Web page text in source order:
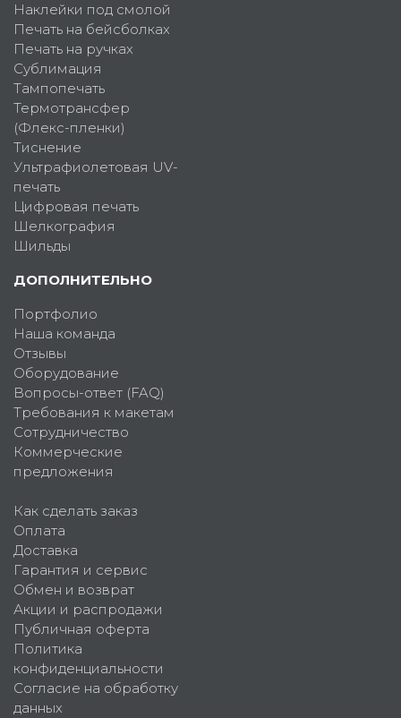
Наклейки под смолой
Печать на бейсболках
Печать на ручках
Сублимация
Тампопечать
Термотрансфер
(Флекс-пленки)
Тиснение
Ультрафиолетовая UV-
печать
Цифровая печать
Шелкография
Шильды
ДОПОЛНИТЕЛЬНО
Портфолио
Наша команда
Отзывы
Оборудование
Вопросы-ответ (FAQ)
Требования к макетам
Сотрудничество
Коммерческие
предложения
Как сделать заказ
Оплата
Доставка
Гарантия и сервис
Обмен и возврат
Акции и распродажи
Публичная оферта
Политика
конфиденциальности
Согласие на обработку
данных